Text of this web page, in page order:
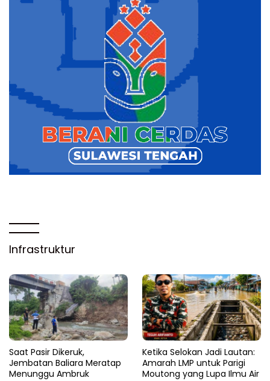
Infrastruktur
Saat Pasir Dikeruk,
Jembatan Baliara Meratap
Menunggu Ambruk
Ketika Selokan Jadi Lautan:
Amarah LMP untuk Parigi
Moutong yang Lupa Ilmu Air